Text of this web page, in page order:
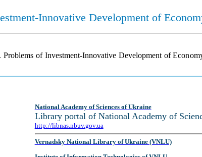
Innovative Development of
of Investment-Innovative Development of
National Academy of Sciences of Ukraine
Library portal of National Academy of
http://libnas.nbuv.gov.ua
Vernadsky National Library of Ukraine (VNLU)